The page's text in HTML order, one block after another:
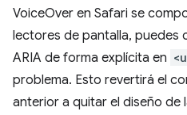
VoiceOver en Safari se
lectores de pantalla, puedes
ARIA de forma explícita en
problema. Esto revertirá el
anterior a quitar el diseño de